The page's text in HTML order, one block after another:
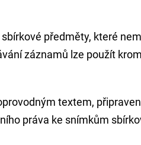
předměty, které
záznamů lze použít
textem,
práva ke snímkům